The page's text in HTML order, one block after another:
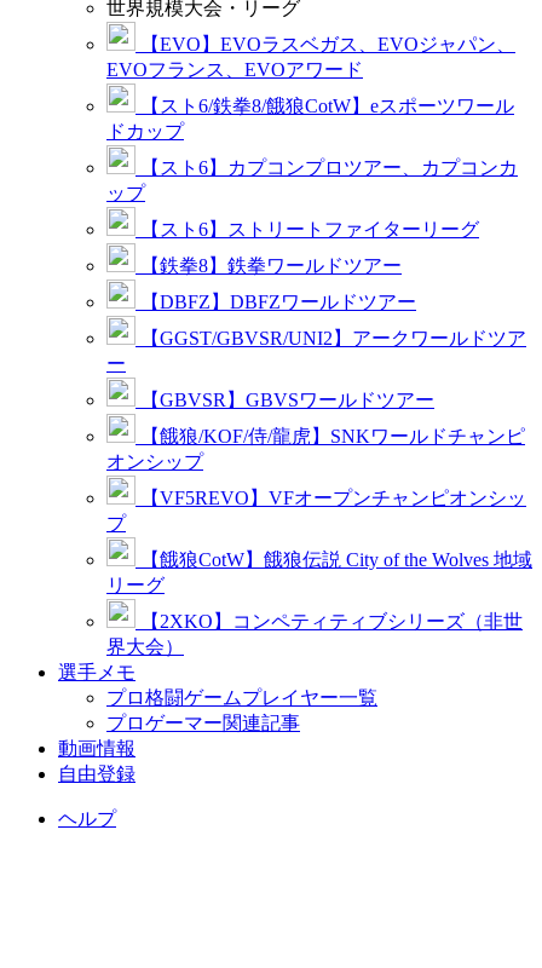
世界規模大会・リーグ
【EVO】EVOラスベガス、EVOジャパン、
EVOフランス、EVOアワード
【スト6/鉄拳8/餓狼CotW】eスポーツワール
ドカップ
【スト6】カプコンプロツアー、カプコンカ
ップ
【スト6】ストリートファイターリーグ
【鉄拳8】鉄拳ワールドツアー
【DBFZ】DBFZワールドツアー
【GGST/GBVSR/UNI2】アークワールドツア
ー
【GBVSR】GBVSワールドツアー
【餓狼/KOF/侍/龍虎】SNKワールドチャンピ
オンシップ
【VF5REVO】VFオープンチャンピオンシッ
プ
【餓狼CotW】餓狼伝説 City of the Wolves 地域
リーグ
【2XKO】コンペティティブシリーズ（非世
界大会）
選手メモ
プロ格闘ゲームプレイヤー一覧
プロゲーマー関連記事
動画情報
自由登録
ヘルプ